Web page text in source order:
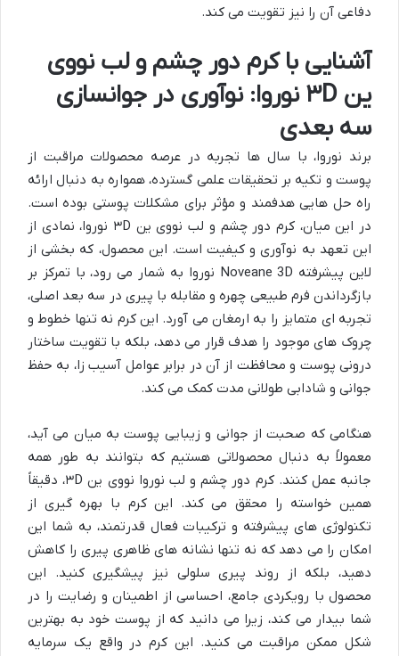
دفاعی آن را نیز تقویت می کند.
آشنایی با کرم دور چشم و لب نووی
ین ۳D نوروا: نوآوری در جوانسازی
سه بعدی
برند نوروا، با سال ها تجربه در عرصه محصولات مراقبت از
پوست و تکیه بر تحقیقات علمی گسترده، همواره به دنبال ارائه
راه حل هایی هدفمند و مؤثر برای مشکلات پوستی بوده است.
در این میان، کرم دور چشم و لب نووی ین ۳D نوروا، نمادی از
این تعهد به نوآوری و کیفیت است. این محصول، که بخشی از
لاین پیشرفته Noveane 3D نوروا به شمار می رود، با تمرکز بر
بازگرداندن فرم طبیعی چهره و مقابله با پیری در سه بعد اصلی،
تجربه ای متمایز را به ارمغان می آورد. این کرم نه تنها خطوط و
چروک های موجود را هدف قرار می دهد، بلکه با تقویت ساختار
درونی پوست و محافظت از آن در برابر عوامل آسیب زا، به حفظ
جوانی و شادابی طولانی مدت کمک می کند.
هنگامی که صحبت از جوانی و زیبایی پوست به میان می آید،
معمولاً به دنبال محصولاتی هستیم که بتوانند به طور همه
جانبه عمل کنند. کرم دور چشم و لب نوروا نووی ین ۳D، دقیقاً
همین خواسته را محقق می کند. این کرم با بهره گیری از
تکنولوژی های پیشرفته و ترکیبات فعال قدرتمند، به شما این
امکان را می دهد که نه تنها نشانه های ظاهری پیری را کاهش
دهید، بلکه از روند پیری سلولی نیز پیشگیری کنید. این
محصول با رویکردی جامع، احساسی از اطمینان و رضایت را در
شما بیدار می کند، زیرا می دانید که از پوست خود به بهترین
شکل ممکن مراقبت می کنید. این کرم در واقع یک سرمایه